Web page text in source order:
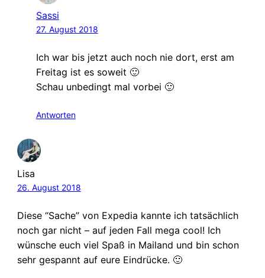
Sassi
27. August 2018
Ich war bis jetzt auch noch nie dort, erst am
Freitag ist es soweit 🙂
Schau unbedingt mal vorbei 🙂
Antworten
Lisa
26. August 2018
Diese “Sache” von Expedia kannte ich tatsächlich
noch gar nicht – auf jeden Fall mega cool! Ich
wünsche euch viel Spaß in Mailand und bin schon
sehr gespannt auf eure Eindrücke. 🙂